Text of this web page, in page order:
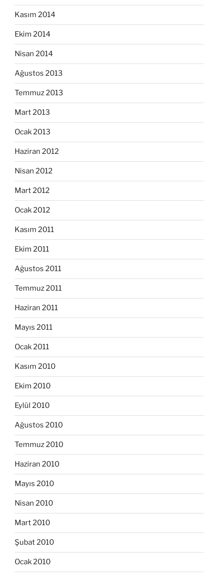
Kasım 2014
Ekim 2014
Nisan 2014
Ağustos 2013
Temmuz 2013
Mart 2013
Ocak 2013
Haziran 2012
Nisan 2012
Mart 2012
Ocak 2012
Kasım 2011
Ekim 2011
Ağustos 2011
Temmuz 2011
Haziran 2011
Mayıs 2011
Ocak 2011
Kasım 2010
Ekim 2010
Eylül 2010
Ağustos 2010
Temmuz 2010
Haziran 2010
Mayıs 2010
Nisan 2010
Mart 2010
Şubat 2010
Ocak 2010